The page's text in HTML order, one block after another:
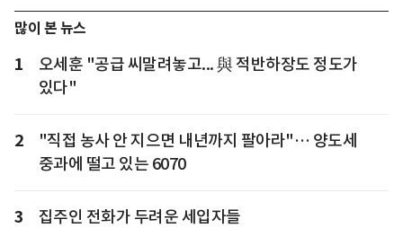
많이 본 뉴스
1
오세훈 "공급 씨말려놓고... 與 적반하장도 정도가
있다"
2
"직접 농사 안 지으면 내년까지 팔아라"… 양도세
중과에 떨고 있는 6070
3 집주인 전화가 두려운 세입자들